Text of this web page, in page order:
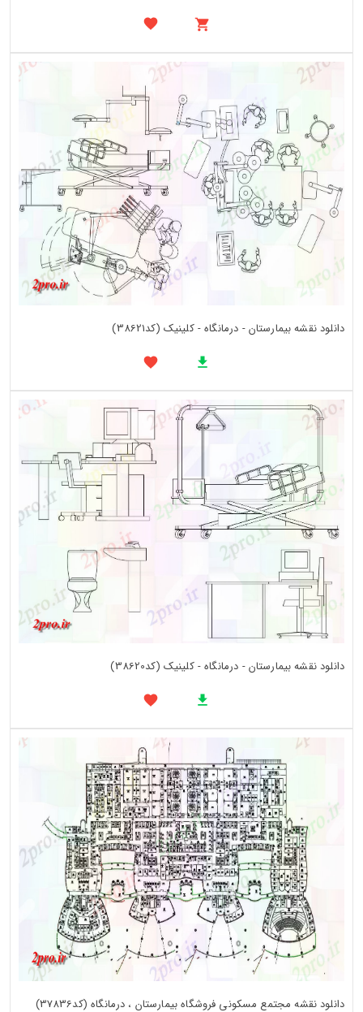
دانلود نقشه بیمارستان - درمانگاه - کلینیک (کد38621)
دانلود نقشه بیمارستان - درمانگاه - کلینیک (کد38620)
دانلود نقشه مجتمع مسکونی فروشگاه بیمارستان ، درمانگاه (کد37836)